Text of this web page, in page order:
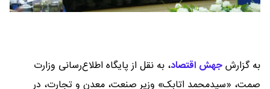
به گزارشجهش اقتصاد، به نقل از پایگاه اطلاع‌رسانی وزارت
صمت، «سیدمحمد اتابک» وزیر صنعت، معدن و تجارت، در